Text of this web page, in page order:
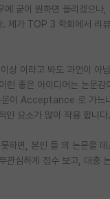
굳이 원하면 올리겠으
제가 TOP 3 학회에서
이라고 봐도 과언이 아
좋은 아이디어는 논문
문이 Acceptance 로 가
인 요소가 많이 작용 합니다.
면, 본인 들 의 논문을
심하게 점수 보고, 대충